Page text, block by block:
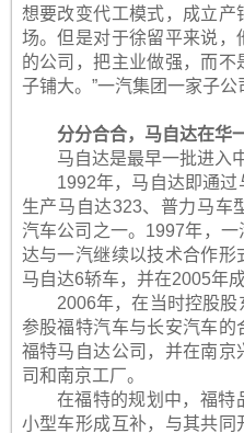
想要改变代工模式，成立
场。但是对于徐留平来说，
的公司，把主业做强，而
子铺大。”一汽集团一家子公
分分合合，马自达在华
马自达是最早一批进入
1992年，马自达即通
生产马自达323、普力马车
汽车公司之一。1997年，
达与一汽继续以技术合作形
马自达6轿车，并在2005年
2006年，在当时控股
参股福特汽车与长安汽车的
福特马自达公司，并在南京
司和南京工厂。
在福特的规划中，福特
小型车形成互补，与其共同